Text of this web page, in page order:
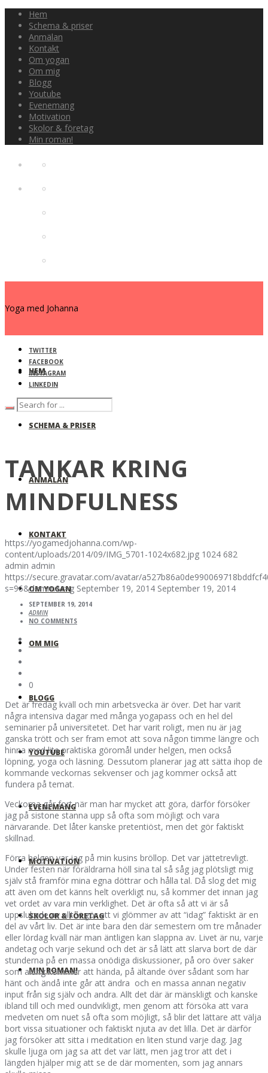
Hem
Schema & priser
Anmälan
Kontakt
Om yogan
Om mig
Blogg
Youtube
Evenemang
Motivation
Skolor & företag
Min roman!
Yoga med Johanna
HEM
SCHEMA & PRISER
ANMÄLAN
KONTAKT
OM YOGAN
OM MIG
BLOGG
YOUTUBE
EVENEMANG
MOTIVATION
SKOLOR & FÖRETAG
MIN ROMAN!
TWITTER
FACEBOOK
INSTAGRAM
LINKEDIN
TANKAR KRING
MINDFULNESS
https://yogamedjohanna.com/wp-
content/uploads/2014/09/IMG_5701-1024x682.jpg 1024 682
admin admin
https://secure.gravatar.com/avatar/
s=96&d=mm&r=g September 19, 2014 September 19, 2014
SEPTEMBER 19, 2014
ADMIN
NO COMMENTS
0
Det är fredag kväll och min arbetsvecka är över. Det har varit
några intensiva dagar med många yogapass och en hel del
seminarier på universitetet. Det har varit roligt, men nu är jag
ganska trött och ser fram emot att sova någon timme längre och
hinna med lite praktiska göromål under helgen, men också
löpning, yoga och läsning. Dessutom planerar jag att sätta ihop de
kommande veckornas sekvenser och jag kommer också att
fundera på temat.
Veckorna går fort när man har mycket att göra, därför försöker
jag på sistone stanna upp så ofta som möjligt och vara
närvarande. Det låter kanske pretentiöst, men det gör faktiskt
skillnad.
Förra helgen var jag på min kusins bröllop. Det var jättetrevligt.
Under festen när föräldrarna höll sina tal så såg jag plötsligt mig
själv stå framför mina egna döttrar och hålla tal. Då slog det mig
att även om det känns helt overkligt nu, så kommer det innan jag
vet ordet av vara min verklighet. Det är ofta så att vi är så
uppslukade av allt vi gör att vi glömmer av att “idag” faktiskt är en
del av vårt liv. Det är inte bara den där semestern om tre månader
eller lördag kväll när man äntligen kan slappna av. Livet är nu, varje
andetag och varje sekund och det är så lätt att slarva bort de där
stunderna på en massa onödiga diskussioner, på oro över saker
som aldrig kommer att hända, på ältande över sådant som har
hänt och ändå inte går att ändra och en massa annan negativ
input från sig själv och andra. Allt det där är mänskligt och kanske
ibland till och med oundvikligt, men genom att försöka att vara
medveten om nuet så ofta som möjligt, så blir det lättare att välja
bort vissa situationer och faktiskt njuta av det lilla. Det är därför
jag försöker att sitta i meditation en liten stund varje dag. Jag
skulle ljuga om jag sa att det var lätt, men jag tror att det i
längden hjälper mig att se de där momenten, som jag annars